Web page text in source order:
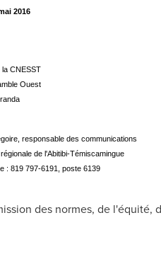
2016
CNESST
Ouest
responsable des communications
de l'Abitibi-Témiscamingue
: 819 797-6191, poste 6139
des normes, de l'équité,